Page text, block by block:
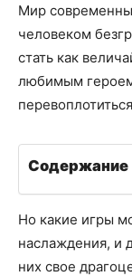
Мир
человеком
стать как
любимым
Содержание
Но какие игры
наслаждения, и
них свое